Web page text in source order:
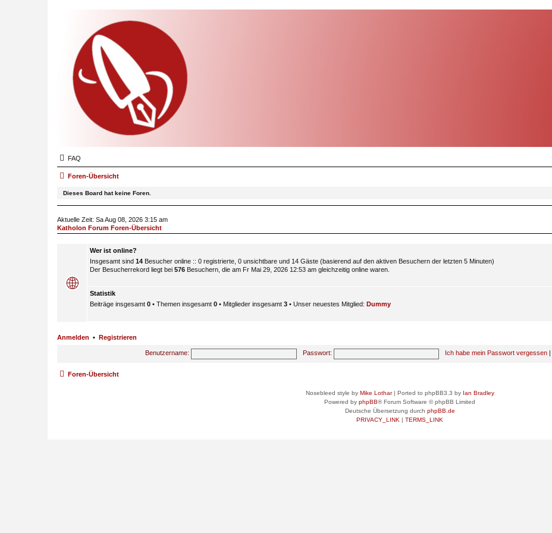
FAQ
Foren-Übersicht
Dieses Board hat keine Foren.
Aktuelle Zeit: Sa Aug 08, 2026 3:15 am
Katholon Forum Foren-Übersicht
Wer ist online?
Insgesamt sind 14 Besucher online :: 0 registrierte, 0 unsichtbare und 14 Gäste (basierend auf den aktiven Besuchern der letzten 5 Minuten)
Der Besucherrekord liegt bei 576 Besuchern, die am Fr Mai 29, 2026 12:53 am gleichzeitig online waren.
Statistik
Beiträge insgesamt 0 • Themen insgesamt 0 • Mitglieder insgesamt 3 • Unser neuestes Mitglied: Dummy
Anmelden • Registrieren
Benutzername: Passwort: Ich habe mein Passwort vergessen
Foren-Übersicht
Nosebleed style by Mike Lothar| Ported to phpBB3.3 by Ian Bradley
Powered by phpBB® Forum Software © phpBB Limited
Deutsche Übersetzung durch phpBB.de
PRIVACY_LINK | TERMS_LINK